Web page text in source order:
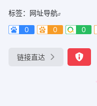
标签： 网址导航
0
0 0
链接直达